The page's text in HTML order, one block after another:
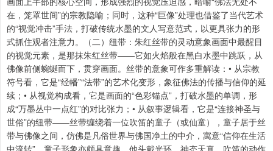
在，笼罩世间”的宗教隐喻；同时，这种“巨像”处理也借鉴了当代艺术
的“视觉冲击”手法，打破传统水墨的文人写意范式，以更具张力的形
式抓住观者注意力。（二）纽带：朱红丝带的灵动意象画面中最醒目
的视觉元素，是那抹朱红丝带——它如火焰般在黑白水墨中跳跃，从
佛像前侧蜿蜒而下，贯穿画面。丝带的意象可作多重解读：• 从宗教
符号看，它是“经幡”“法带”的艺术化变形，象征佛法的传播与信仰的延
续；• 从视觉构成看，它是画面的“色彩锚点”，打破水墨的单调，形
成“万墨丛中一点红”的对比张力；• 从叙事逻辑看，它是“连接神圣与
世俗”的纽带——丝带缠绕着一位吹笛的童子（或仙童），童子居于丝
带与佛像之间，仿佛是凡俗世界与佛国净土的中介，寓意“信仰在生活